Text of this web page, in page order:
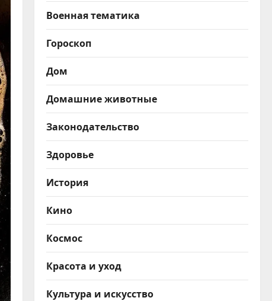
Военная тематика
Гороскоп
Дом
Домашние животные
Законодательство
Здоровье
История
Кино
Космос
Красота и уход
Культура и искусство